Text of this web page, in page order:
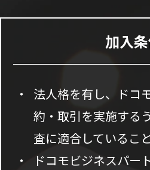
加入
法人格を有し、ドコ
約・取引を実施する
査に適合していること
ドコモビジネスパー